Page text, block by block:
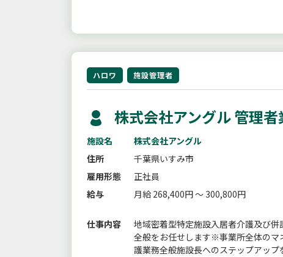
ハロワ 施設管理者
株式会社アングル 管理者
施設名
株式会社アングル
住所
千葉県いすみ市
雇用形態
正社員
給与
月給 268,400円 ～ 300,800円
仕事内容
地域密着型特定施設入居者介護及び
全般をお任せします※事業所全体の
護業務全般施設長へのステップアッ